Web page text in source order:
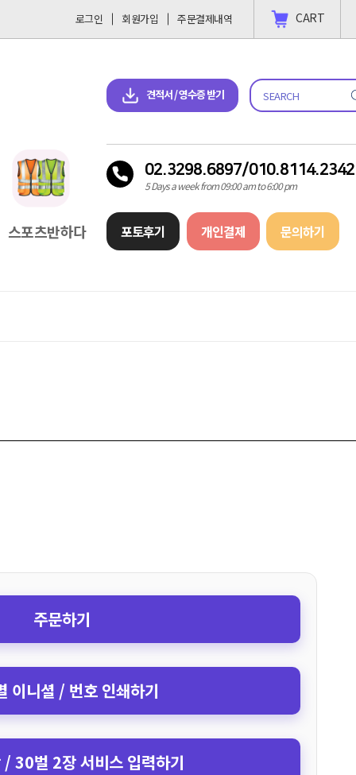
CART
로그인 회원가입 주문결제내역
견적서 / 영수증 받기
02.3298.6897/010.8114.2342
5 Days a week from 09:00 am to 6:00 pm
포토후기 개인결제 문의하기
견적서 & 영수증 다운로드
스포츠반하다
주문하기
이니셜 / 번호 인쇄하기
30벌 2장 서비스 입력하기